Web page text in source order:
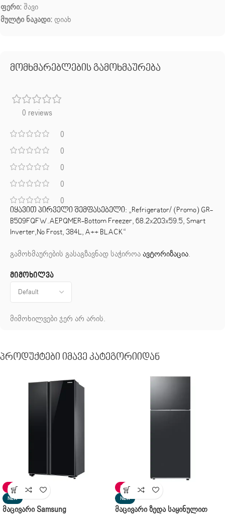
ფერი:შავი
მულტი ნაკადი: დიახ
მომხმარებლების გამოხმაურება
0 reviews
0
0
0
0
0
მიმოხილვა
მიმოხილვები ჯერ არ არის.
იყავით პირველი შემფასებელი: „Refrigerator/ (Promo) GR-
B509FQFW.AEPQMER-Bottom Freezer, 68.2x203x59.5, Smart
Inverter,No Frost, 384L, A++ BLACK“
გამოხმაურების გასაგზავნად საჭიროაავტორიზაცია.
Პროდუქტები Იმავე Კატეგორიიდან
SALE
NEW
Მაცივარი Samsung
SALE
NEW
Მაცივარი Ზედა Საყინულით